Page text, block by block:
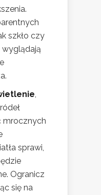
szkło czy
wyglądają
,
mrocznych
sprawi,
Ogranicz
się na